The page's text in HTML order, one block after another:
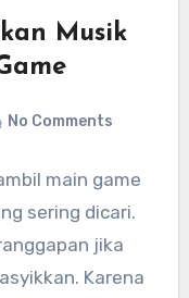
Musik
No Comments
main game
sering dicari.
jika
Karena